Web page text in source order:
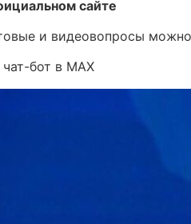
сайте
и видеовопросы можно
бот в MAX